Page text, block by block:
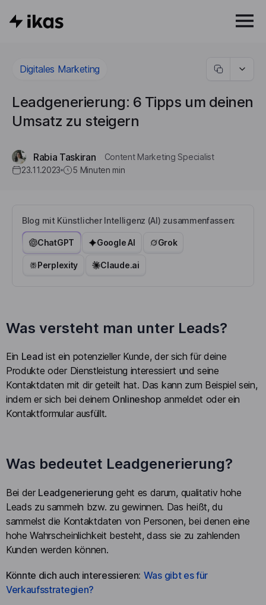
Digitales Marketing
Leadgenerierung: 6 Tipps um deinen
Umsatz zu steigern
Rabia Taskiran
Content Marketing Specialist
23.11.2023
5 Minuten min
Blog mit Künstlicher Intelligenz (AI) zusammenfassen:
ChatGPT Google AI Grok
Perplexity Claude.ai
Was versteht man unter Leads?
Ein Lead ist ein potenzieller Kunde, der sich für deine
Produkte oder Dienstleistung interessiert und seine
Kontaktdaten mit dir geteilt hat. Das kann zum Beispiel sein,
indem er sich bei deinem Onlineshop anmeldet oder ein
Kontaktformular ausfüllt.
Was bedeutet Leadgenerierung?
Bei der Leadgenerierung geht es darum, qualitativ hohe
Leads zu sammeln bzw. zu gewinnen. Das heißt, du
sammelst die Kontaktdaten von Personen, bei denen eine
hohe Wahrscheinlichkeit besteht, dass sie zu zahlenden
Kunden werden können.
Könnte dich auch interessieren: Was gibt es für
Verkaufsstrategien?